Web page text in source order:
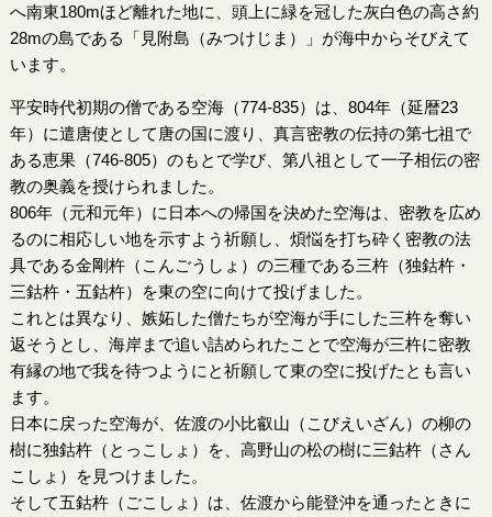
へ南東180mほど離れた地に、頭上に緑を冠した灰白色の高さ約
28mの島である「見附島（みつけじま）」が海中からそびえて
います。
平安時代初期の僧である空海（774-835）は、804年（延暦23
年）に遣唐使として唐の国に渡り、真言密教の伝持の第七祖で
ある恵果（746-805）のもとで学び、第八祖として一子相伝の密
教の奥義を授けられました。
806年（元和元年）に日本への帰国を決めた空海は、密教を広め
るのに相応しい地を示すよう祈願し、煩悩を打ち砕く密教の法
具である金剛杵（こんごうしょ）の三種である三杵（独鈷杵・
三鈷杵・五鈷杵）を東の空に向けて投げました。
これとは異なり、嫉妬した僧たちが空海が手にした三杵を奪い
返そうとし、海岸まで追い詰められたことで空海が三杵に密教
有縁の地で我を待つようにと祈願して東の空に投げたとも言い
ます。
日本に戻った空海が、佐渡の小比叡山（こびえいざん）の柳の
樹に独鈷杵（とっこしょ）を、高野山の松の樹に三鈷杵（さん
こしょ）を見つけました。
そして五鈷杵（ごこしょ）は、佐渡から能登沖を通ったときに